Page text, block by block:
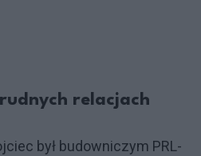
relacjach
był budowniczym PRL-